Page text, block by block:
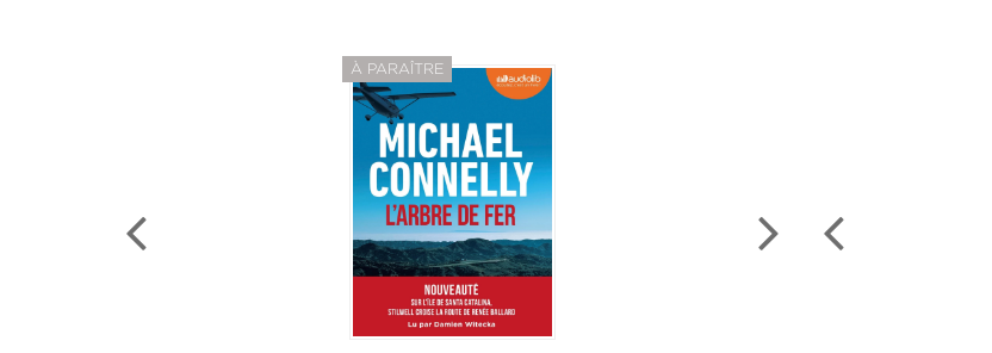
À PARAÎTRE